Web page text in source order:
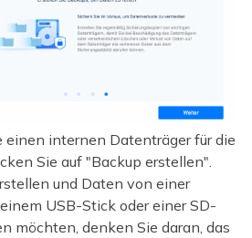
einen internen Datenträger für die
Sie auf "Backup erstellen".
und Daten von einer
USB-Stick oder einer SD-
möchten, denken Sie daran, das